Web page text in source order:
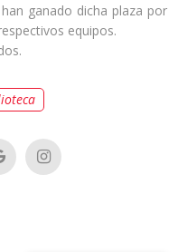
ganado dicha plaza por
equipos.